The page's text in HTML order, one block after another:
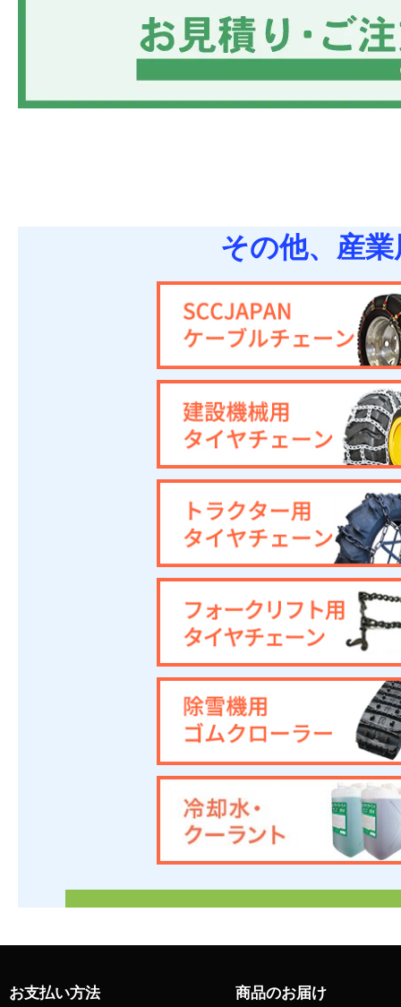
お支払い方法 商品のお届け